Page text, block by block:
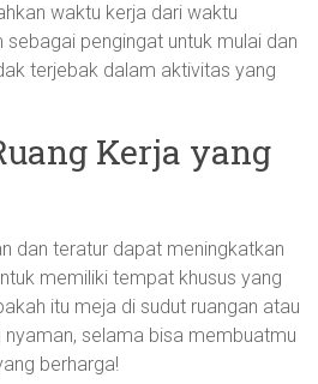
waktu kerja dari waktu
pengingat untuk mulai dan
terjebak dalam aktivitas yang
Kerja yang
dan teratur dapat meningkatkan
memiliki tempat khusus yang
itu meja di sudut ruangan atau
nyaman, selama bisa membuatmu
berharga!